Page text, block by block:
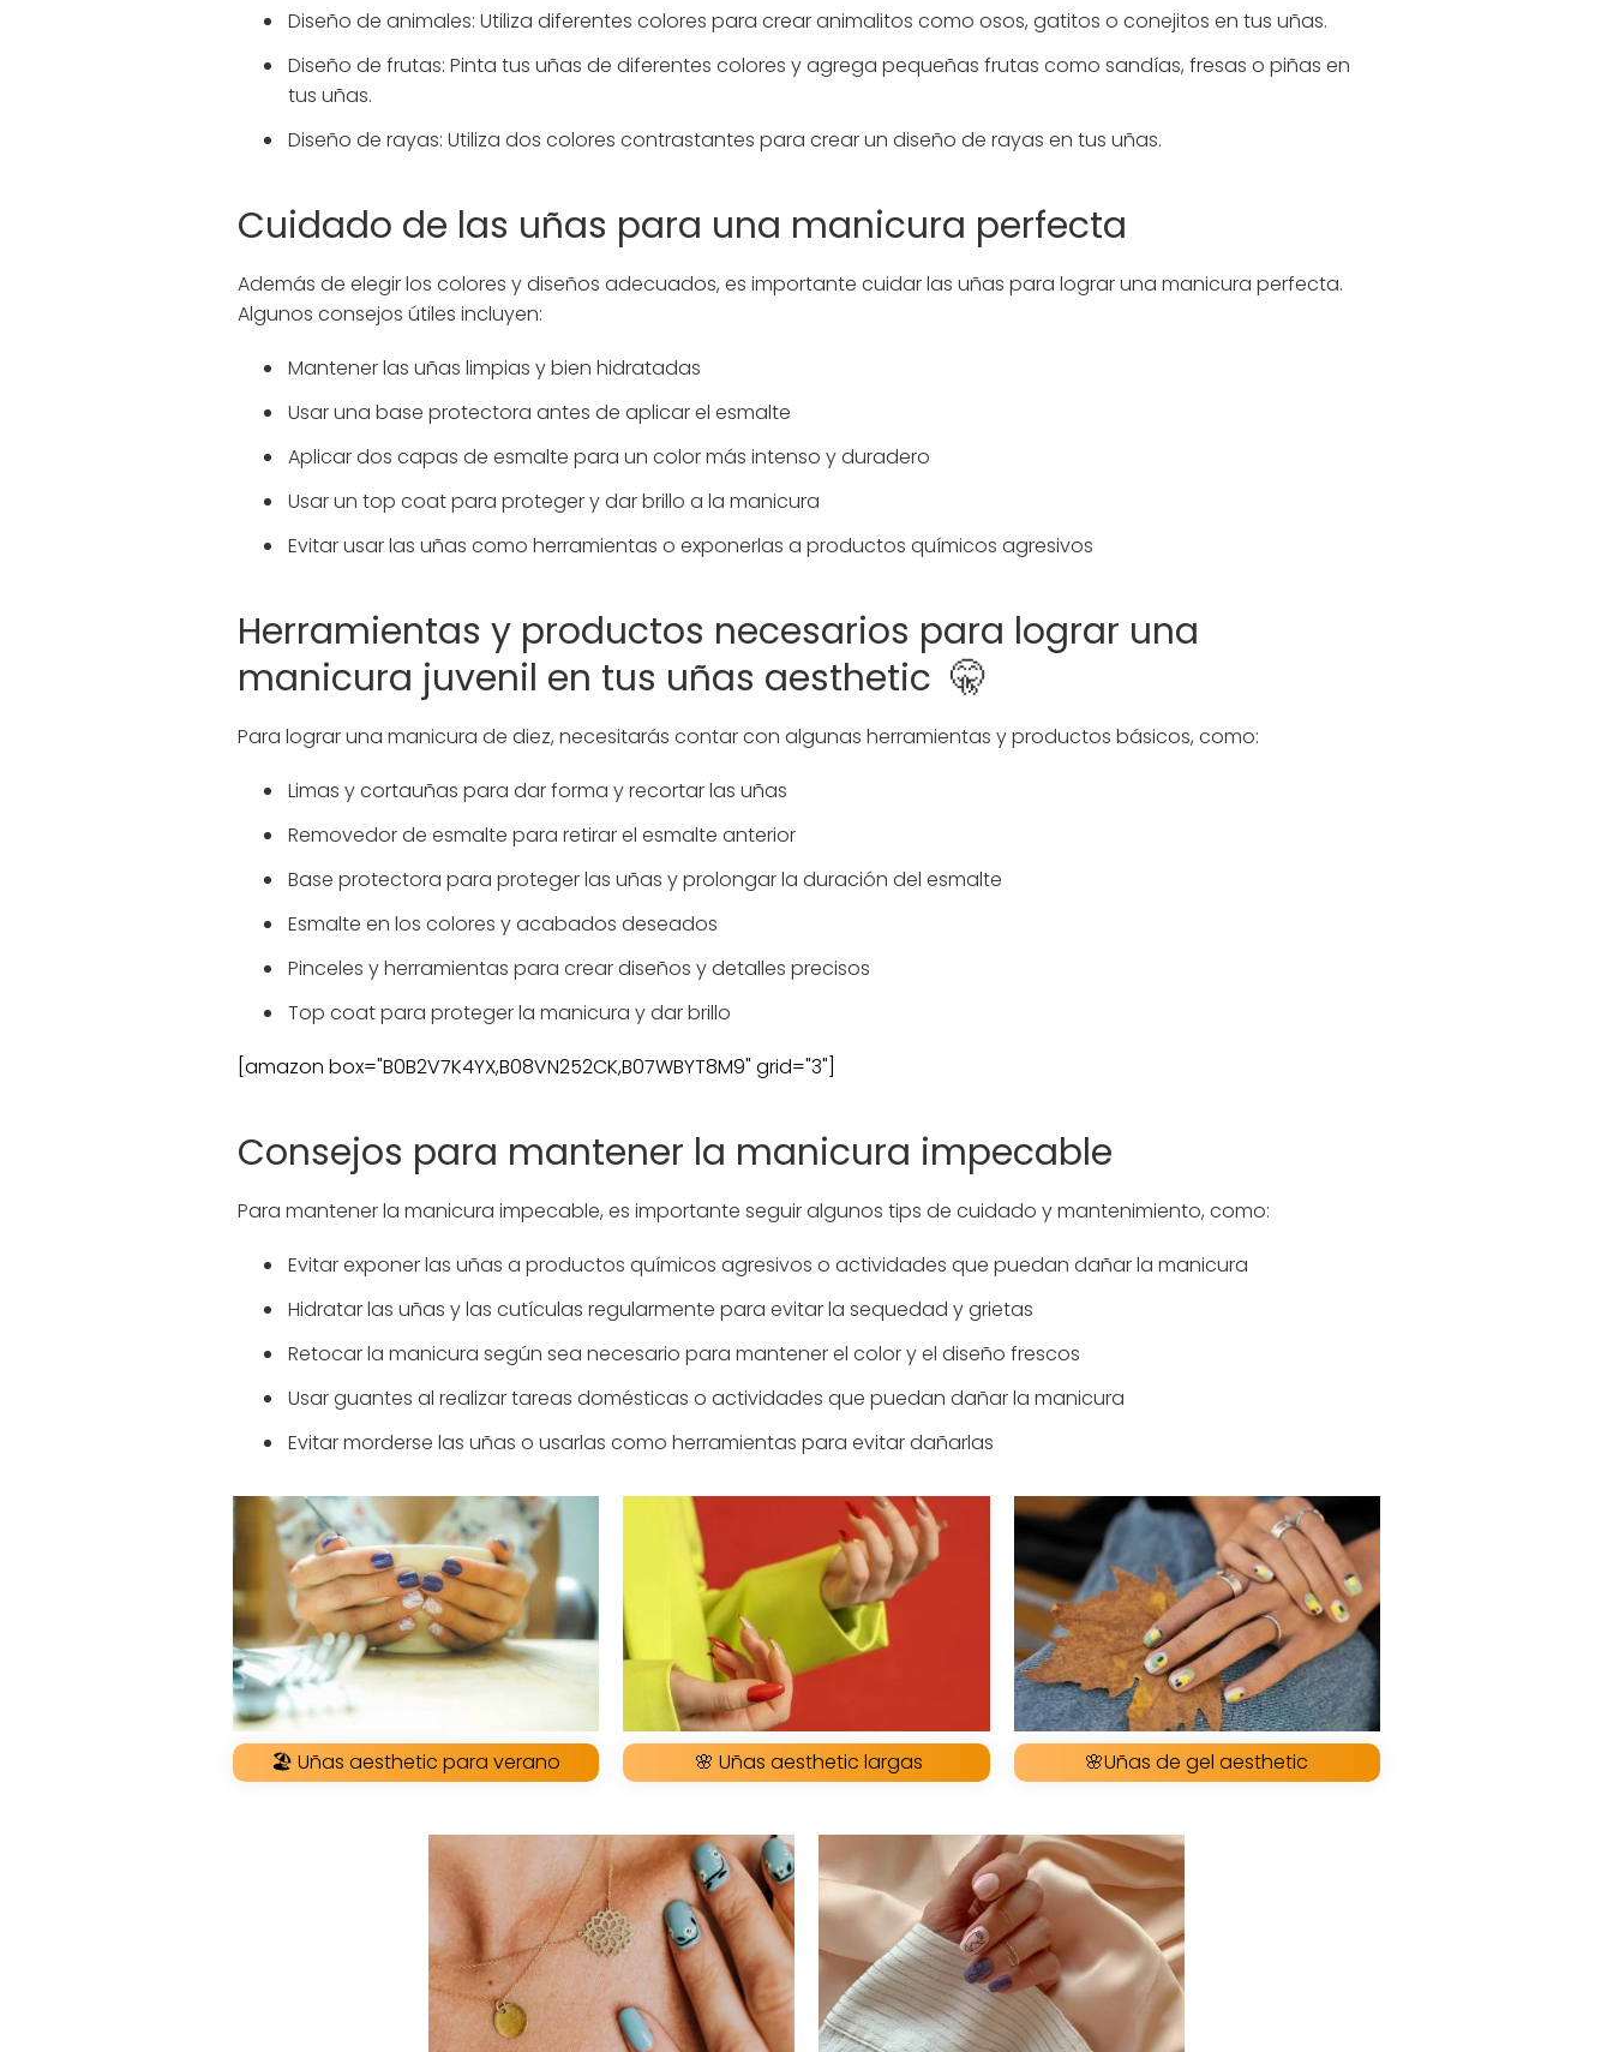
Diseño de animales: Utiliza diferentes colores para crear animalitos como osos, gatitos o conejitos en tus uñas.
Diseño de frutas: Pinta tus uñas de diferentes colores y agrega pequeñas frutas como sandías, fresas o piñas en
tus uñas.
Diseño de rayas: Utiliza dos colores contrastantes para crear un diseño de rayas en tus uñas.
Cuidado de las uñas para una manicura perfecta
Además de elegir los colores y diseños adecuados, es importante cuidar las uñas para lograr una manicura perfecta.
Algunos consejos útiles incluyen:
Mantener las uñas limpias y bien hidratadas
Usar una base protectora antes de aplicar el esmalte
Aplicar dos capas de esmalte para un color más intenso y duradero
Usar un top coat para proteger y dar brillo a la manicura
Evitar usar las uñas como herramientas o exponerlas a productos químicos agresivos
Herramientas y productos necesarios para lograr una
manicura juvenil en tus uñas aesthetic 🤫
Para lograr una manicura de diez, necesitarás contar con algunas herramientas y productos básicos, como:
Limas y cortauñas para dar forma y recortar las uñas
Removedor de esmalte para retirar el esmalte anterior
Base protectora para proteger las uñas y prolongar la duración del esmalte
Esmalte en los colores y acabados deseados
Pinceles y herramientas para crear diseños y detalles precisos
Top coat para proteger la manicura y dar brillo
[amazon box="B0B2V7K4YX,B08VN252CK,B07WBYT8M9" grid="3"]
Consejos para mantener la manicura impecable
Para mantener la manicura impecable, es importante seguir algunos tips de cuidado y mantenimiento, como:
Evitar exponer las uñas a productos químicos agresivos o actividades que puedan dañar la manicura
Hidratar las uñas y las cutículas regularmente para evitar la sequedad y grietas
Retocar la manicura según sea necesario para mantener el color y el diseño frescos
Usar guantes al realizar tareas domésticas o actividades que puedan dañar la manicura
Evitar morderse las uñas o usarlas como herramientas para evitar dañarlas
🏖 Uñas aesthetic para verano 🌸 Uñas aesthetic largas 🌸Uñas de gel aesthetic